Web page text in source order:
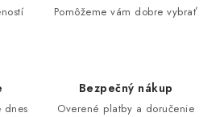
Pomôžeme vám dobre vybrať
dnes
Bezpečný nákup
Overené platby a doručenie